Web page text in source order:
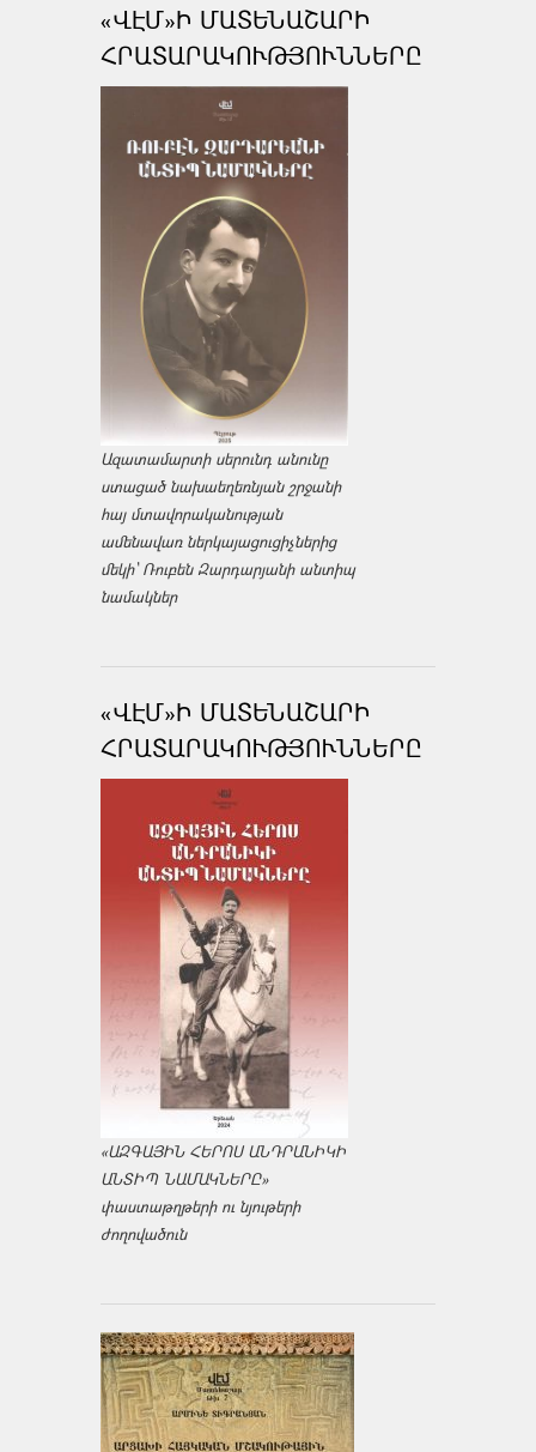
«ՎԷՄ»Ի ՄԱՏԵՆԱՇԱՐԻ
ՀՐԱՏԱՐԱԿՈՒԹՅՈՒՆՆԵՐԸ
Ազատամարտի սերունդ անունը
ստացած նախաեղեռնյան շրջանի
հայ մտավորականության
ամենավառ ներկայացուցիչներից
մեկի՝ Ռուբեն Զարդարյանի անտիպ
նամակներ
«ՎԷՄ»Ի ՄԱՏԵՆԱՇԱՐԻ
ՀՐԱՏԱՐԱԿՈՒԹՅՈՒՆՆԵՐԸ
«ԱԶԳԱՅԻՆ ՀԵՐՈՍ ԱՆԴՐԱՆԻԿԻ
ԱՆՏԻՊ ՆԱՄԱԿՆԵՐԸ»
փաստաթղթերի ու նյութերի
ժողովածուն